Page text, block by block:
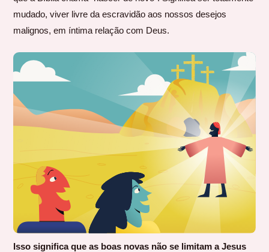
mudado, viver livre da escravidão aos nossos desejos
malignos, em íntima relação com Deus.
Isso significa que as boas novas não se limitam a Jesus